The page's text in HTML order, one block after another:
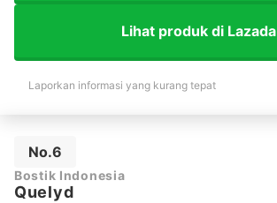
Lihat produk di Lazada
Laporkan informasi yang kurang tepat
No.6
Bostik Indonesia
Quelyd